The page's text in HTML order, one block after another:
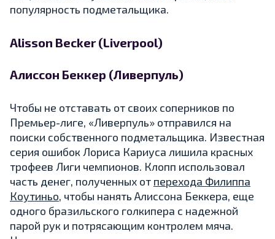
популярность подметальщика.
Alisson Becker (Liverpool)
Алиссон Беккер (Ливерпуль)
Чтобы не отставать от своих соперников по
Премьер-лиге, «Ливерпуль» отправился на
поиски собственного подметальщика. Известная
серия ошибок Лориса Кариуса лишила красных
трофеев Лиги чемпионов. Клопп использовал
часть денег, полученных от перехода Филиппа
Коутиньо, чтобы нанять Алиссона Беккера, еще
одного бразильского голкипера с надежной
парой рук и потрясающим контролем мяча.